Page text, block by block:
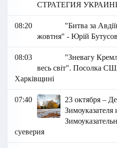
СТРАТЕГИЯ
08:20
"Битва за
жовтня" - Юрій Бутусов
08:03
"Зневагу
весь світ". Посолка
Харківщині
07:40
23 октября –
суеверия